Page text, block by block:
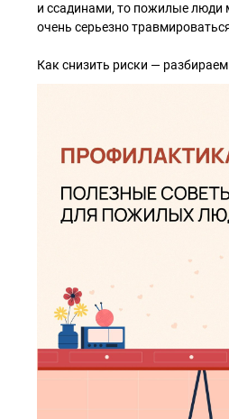
и ссадинами, то пожилые люди
очень серьезно
Как снизить риски —